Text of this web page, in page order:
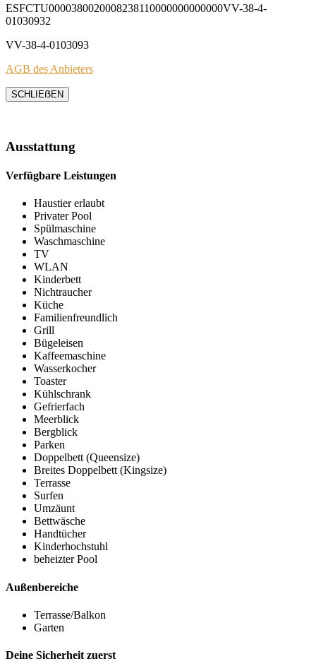
ESFCTU0000380020008238110000000000000VV-38-4-
01030932
VV-38-4-0103093
AGB des Anbieters
SCHLIEẞEN
Ausstattung
Verfügbare Leistungen
Haustier erlaubt
Privater Pool
Spülmaschine
Waschmaschine
TV
WLAN
Kinderbett
Nichtraucher
Küche
Familienfreundlich
Grill
Bügeleisen
Kaffeemaschine
Wasserkocher
Toaster
Kühlschrank
Gefrierfach
Meerblick
Bergblick
Parken
Doppelbett (Queensize)
Breites Doppelbett (Kingsize)
Terrasse
Surfen
Umzäunt
Bettwäsche
Handtücher
Kinderhochstuhl
beheizter Pool
Außenbereiche
Terrasse/Balkon
Garten
Deine Sicherheit zuerst